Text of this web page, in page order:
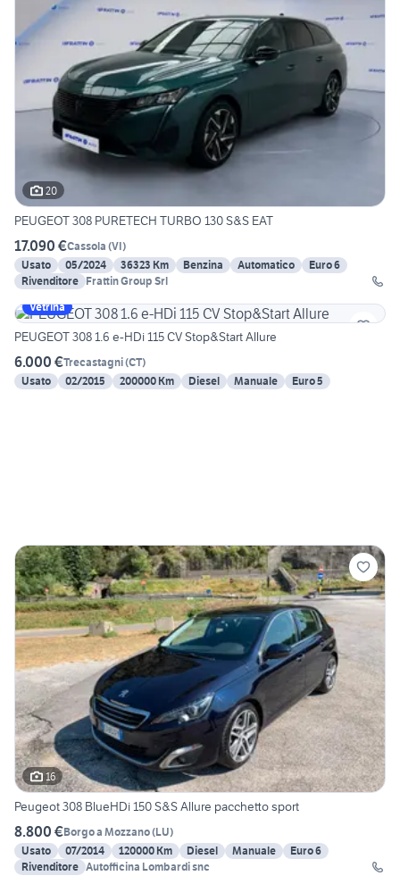
20
PEUGEOT 308 PURETECH TURBO 130 S&S EAT
17.090 €Cassola (VI)
Usato
05/2024 36323 Km Benzina Automatico
Euro 6
Rivenditore Frattin Group Srl
Vetrina
PEUGEOT 308 1.6 e-HDi 115 CV Stop&Start Allure
6.000 €Trecastagni(CT)
Usato
02/2015 200000 Km Diesel Manuale Euro 5
16
Peugeot 308 BlueHDi 150 S&S Allure pacchetto sport
8.800 €Borgo a Mozzano(LU)
Usato
07/2014 120000 Km Diesel Manuale
Euro 6
Rivenditore Autofficina Lombardi snc